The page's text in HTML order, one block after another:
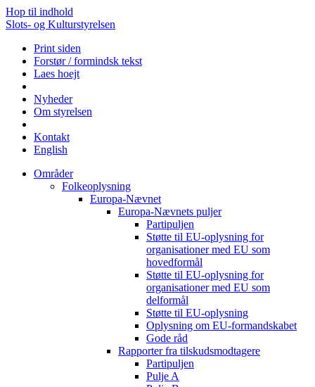
Hop til indhold
Slots- og Kulturstyrelsen
Print siden
Forstør / formindsk tekst
Laes hoejt
Nyheder
Om styrelsen
Kontakt
English
Områder
Folkeoplysning
Europa-Nævnet
Europa-Nævnets puljer
Partipuljen
Støtte til EU-oplysning for
organisationer med EU som
hovedformål
Støtte til EU-oplysning for
organisationer med EU som
delformål
Støtte til EU-oplysning
Oplysning om EU-formandskabet
Gode råd
Rapporter fra tilskudsmodtagere
Partipuljen
Pulje A